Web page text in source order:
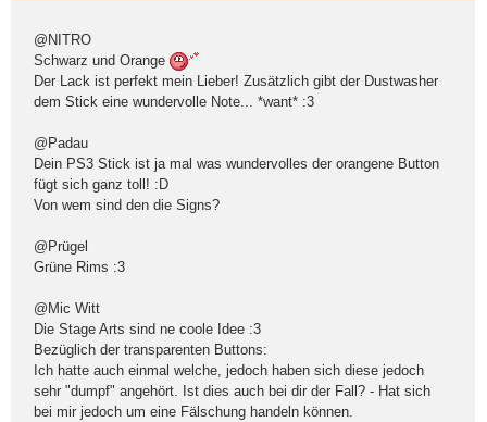
@NITRO
Schwarz und Orange
Der Lack ist perfekt mein Lieber! Zusätzlich gibt der Dustwasher
dem Stick eine wundervolle Note... *want* :3
@Padau
Dein PS3 Stick ist ja mal was wundervolles der orangene Button
fügt sich ganz toll! :D
Von wem sind den die Signs?
@Prügel
Grüne Rims :3
@Mic Witt
Die Stage Arts sind ne coole Idee :3
Bezüglich der transparenten Buttons:
Ich hatte auch einmal welche, jedoch haben sich diese jedoch
sehr "dumpf" angehört. Ist dies auch bei dir der Fall? - Hat sich
bei mir jedoch um eine Fälschung handeln können.